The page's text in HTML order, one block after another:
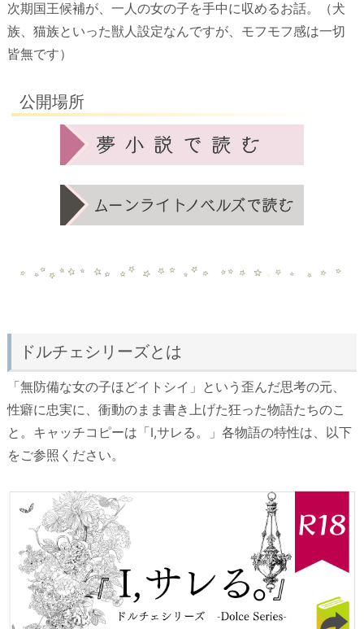
次期国王候補が、一人の女の子を手中に収めるお話。（犬
族、猫族といった獣人設定なんですが、モフモフ感は一切
皆無です）
公開場所
ドルチェシリーズとは
「無防備な女の子ほどイトシイ」という歪んだ思考の元、
性癖に忠実に、衝動のまま書き上げた狂った物語たちのこ
と。キャッチコピーは「I,サレる。」各物語の特性は、以下
をご参照ください。